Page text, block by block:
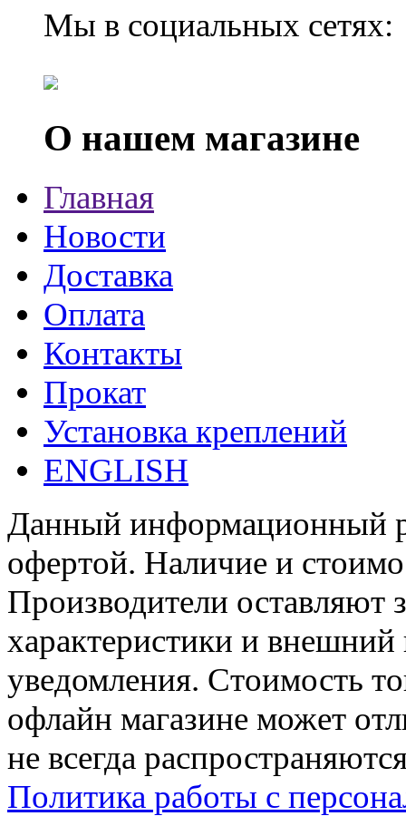
Мы в социальных сетях:
О нашем магазине
Главная
Новости
Доставка
Оплата
Контакты
Прокат
Установка креплений
ENGLISH
Данный информационный
офертой. Наличие и
Производители оставляют
характеристики и внешний
уведомления. Стоимость
офлайн магазине может
не всегда
Политика работы с